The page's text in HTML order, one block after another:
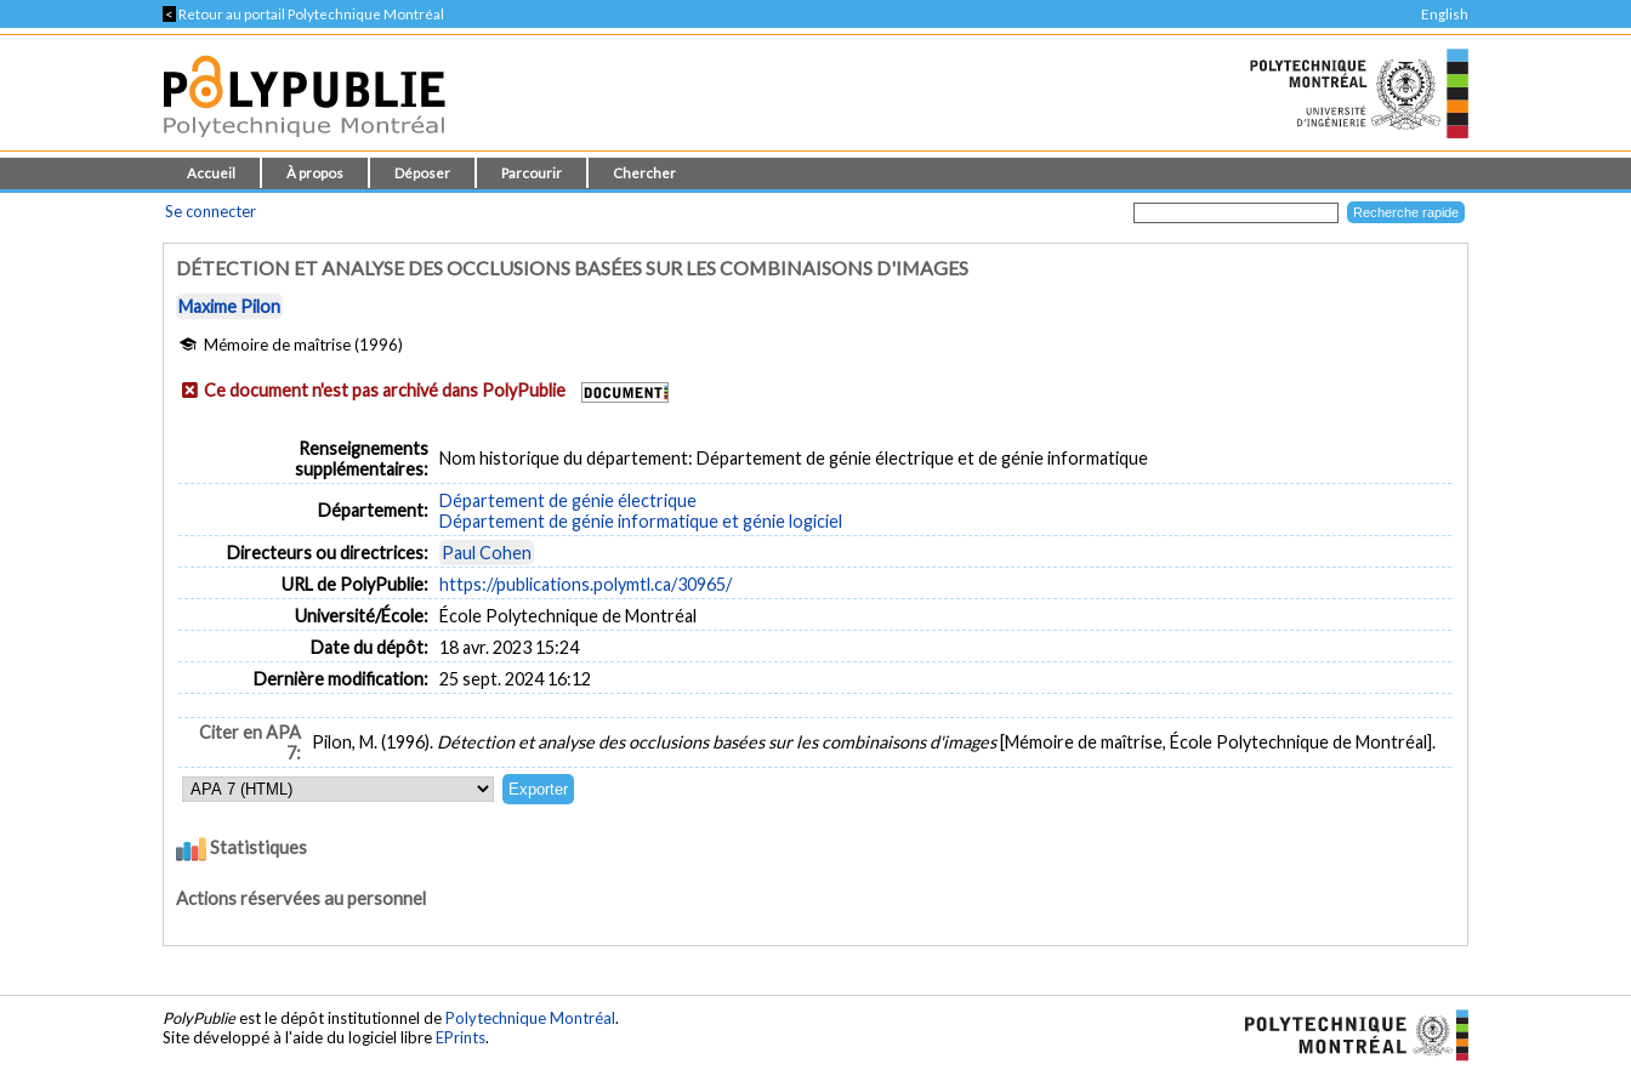
< Retour au portail Polytechnique Montréal English
Accueil À propos Déposer Parcourir Chercher
Se connecter
DÉTECTION ET ANALYSE DES OCCLUSIONS BASÉES SUR LES COMBINAISONS D'IMAGES
Maxime Pilon
Mémoire de maîtrise (1996)
Ce document n'est pas archivé dans PolyPublie
Renseignements
supplémentaires:
Nom historique du département: Département de génie électrique et de génie informatique
Département: Département de génie électrique
Département de génie informatique et génie logiciel
Directeurs ou directrices:
Paul Cohen
URL de PolyPublie: https://publications.polymtl.ca/30965/
Université/École: École Polytechnique de Montréal
Date du dépôt: 18 avr. 2023 15:24
Dernière modification: 25 sept. 2024 16:12
Citer en APA
7:
Pilon, M. (1996). Détection et analyse des occlusions basées sur les combinaisons d'images [Mémoire de maîtrise, École Polytechnique de Montréal].
Statistiques
Actions réservées au personnel
PolyPublieest le dépôt institutionnel dePolytechnique Montréal.
Site développé à l'aide du logiciel libreEPrints.